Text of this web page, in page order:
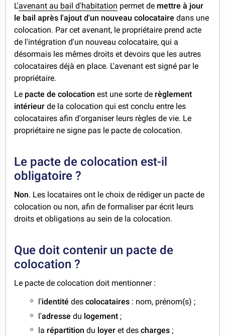
L'avenant au bail d'habitation permet de mettre à jour
le bail après l'ajout d'un nouveau colocataire dans une
colocation. Par cet avenant, le propriétaire prend acte
de l'intégration d'un nouveau colocataire, qui a
désormais les mêmes droits et devoirs que les autres
colocataires déjà en place. L'avenant est signé par le
propriétaire.
Le pacte de colocation est une sorte de règlement
intérieur de la colocation qui est conclu entre les
colocataires afin d'organiser leurs règles de vie. Le
propriétaire ne signe pas le pacte de colocation.
Le pacte de colocation est-il
obligatoire ?
Non. Les locataires ont le choix de rédiger un pacte de
colocation ou non, afin de formaliser par écrit leurs
droits et obligations au sein de la colocation.
Que doit contenir un pacte de
colocation ?
Le pacte de colocation doit mentionner :
l'identitédescolocataires : nom, prénom(s) ;
l'adressedu logement ;
la répartition du loyeret descharges ;